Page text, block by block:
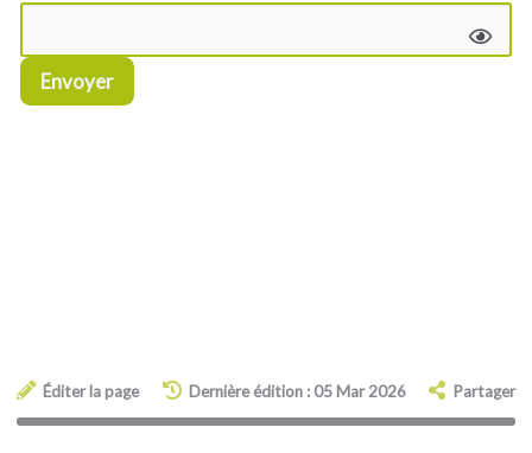
Envoyer
Éditer la page Dernière édition : 05 Mar 2026 Partager